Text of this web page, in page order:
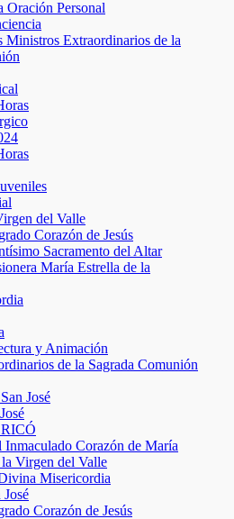
Oración Personal
Ministros Extraordinarios de la
del Valle
Corazón de Jesús
Sacramento del Altar
María Estrella de la
y Animación
de la Sagrada Comunión
José
Inmaculado Corazón de María
Virgen del Valle
Misericordia
Corazón de Jesús